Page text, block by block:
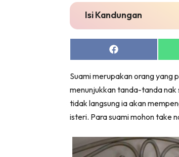
Isi Kandungan
Share
on
Suami merupakan orang yang
menunjukkan tanda-tanda nak
tidak langsung ia akan
isteri. Para suami mohon take